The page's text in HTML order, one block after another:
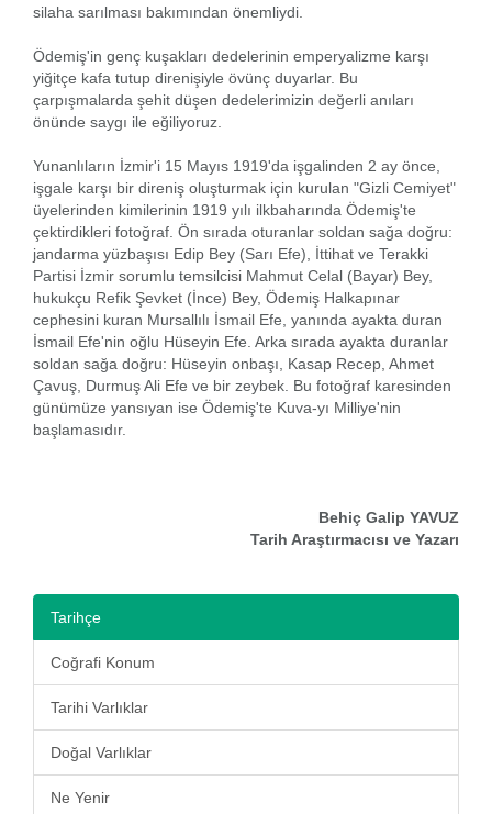
silaha sarılması bakımından önemliydi.
Ödemiş'in genç kuşakları dedelerinin emperyalizme karşı
yiğitçe kafa tutup direnişiyle övünç duyarlar. Bu
çarpışmalarda şehit düşen dedelerimizin değerli anıları
önünde saygı ile eğiliyoruz.
Yunanlıların İzmir'i 15 Mayıs 1919'da işgalinden 2 ay önce,
işgale karşı bir direniş oluşturmak için kurulan "Gizli Cemiyet"
üyelerinden kimilerinin 1919 yılı ilkbaharında Ödemiş'te
çektirdikleri fotoğraf. Ön sırada oturanlar soldan sağa doğru:
jandarma yüzbaşısı Edip Bey (Sarı Efe), İttihat ve Terakki
Partisi İzmir sorumlu temsilcisi Mahmut Celal (Bayar) Bey,
hukukçu Refik Şevket (İnce) Bey, Ödemiş Halkapınar
cephesini kuran Mursallılı İsmail Efe, yanında ayakta duran
İsmail Efe'nin oğlu Hüseyin Efe. Arka sırada ayakta duranlar
soldan sağa doğru: Hüseyin onbaşı, Kasap Recep, Ahmet
Çavuş, Durmuş Ali Efe ve bir zeybek. Bu fotoğraf karesinden
günümüze yansıyan ise Ödemiş'te Kuva-yı Milliye'nin
başlamasıdır.
Behiç Galip YAVUZ
Tarih Araştırmacısı ve Yazarı
Tarihçe
Coğrafi Konum
Tarihi Varlıklar
Doğal Varlıklar
Ne Yenir